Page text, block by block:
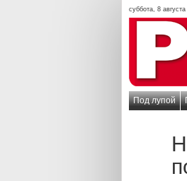
суббота, 8
Под лупой